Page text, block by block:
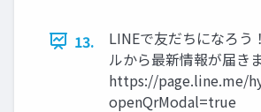
13.
LINEで友だちになろう
ルから最新情報が届き
https://page.line.me/
openQrModal=true